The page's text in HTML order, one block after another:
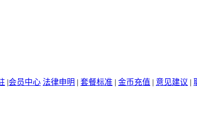
|会员中心 法律申明 | 套餐标准 | 金币充值 | 意见建议 |